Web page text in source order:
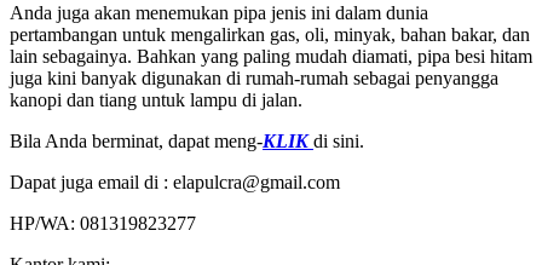
Anda juga akan menemukan pipa jenis ini dalam dunia
pertambangan untuk mengalirkan gas, oli, minyak, bahan bakar, dan
lain sebagainya. Bahkan yang paling mudah diamati, pipa besi hitam
juga kini banyak digunakan di rumah-rumah sebagai penyangga
kanopi dan tiang untuk lampu di jalan.
Bila Anda berminat, dapat meng-KLIK di sini.
Dapat juga email di : elapulcra@gmail.com
HP/WA: 081319823277